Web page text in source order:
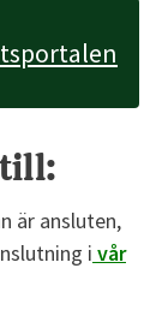
till:
är ansluten,
i vår